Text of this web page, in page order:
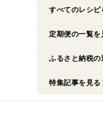
すべてのレシピ
定期便の一覧を
ふるさと納税の
特集記事を見る